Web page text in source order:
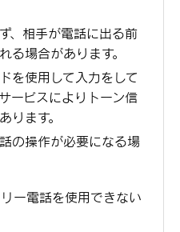
、相手が電話に出る前
る場合があります。
を使用して入力をして
ービスによりトーン信
ります。
の操作が必要になる場
ー電話を使用できない